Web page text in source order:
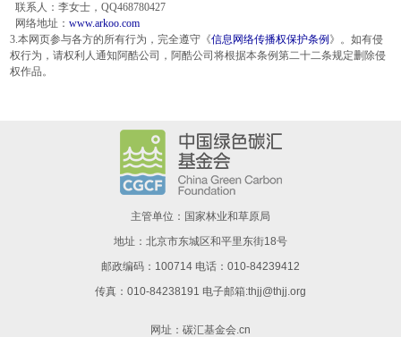
联系人：李女士，QQ468780427
网络地址： www.arkoo.com
3.本网页参与各方的所有行为，完全遵守《信息网络传播权保护条例 》。如有侵
权行为，请权利人通知阿酷公司，阿酷公司将根据本条例第二十二条规定删除侵
权作品。
主管单位：国家林业和草原局
地址：北京市东城区和平里东街18号
邮政编码：100714 电话：010-84239412
传真：010-84238191 电子邮箱:thjj@thjj.org
网址： 碳汇基金会.cn